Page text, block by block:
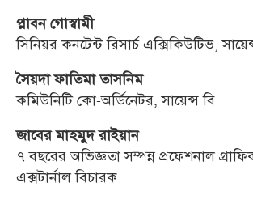
প্লাবন গোস্বামী
সিনিয়র কনটেন্ট রিসার্চ এক্সিকিউটিভ,
সৈয়দা ফাতিমা তাসনিম
কমিউনিটি কো-অর্ডিনেটর, সায়েন্স বি
জাবের মাহমুদ রাইয়ান
৭ বছরের অভিজ্ঞতা সম্পন্ন প্রফেশনাল
এক্সটার্নাল বিচারক